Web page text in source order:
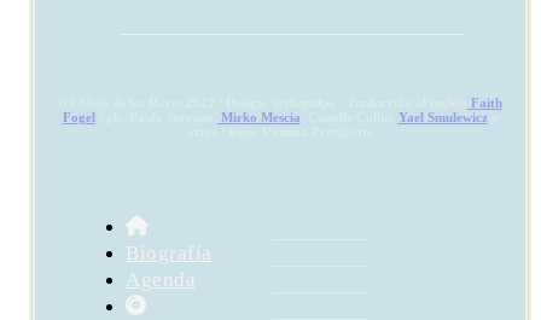
Faith
Fogel
Mirko Mescia Yael Smulewiczy
Biografía
Agenda